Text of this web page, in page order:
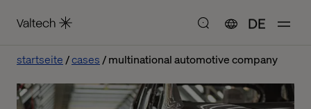
DE
startseite cases multinational automotive company